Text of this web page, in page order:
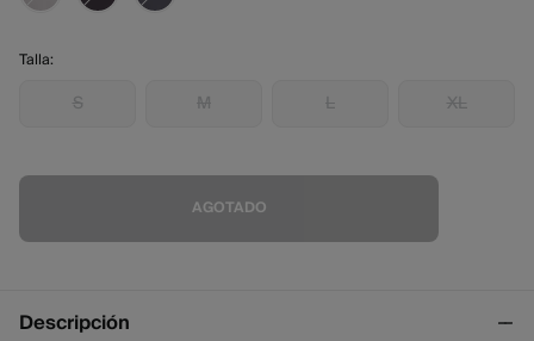
Talla:
S M L XL
AGOTADO
Descripción